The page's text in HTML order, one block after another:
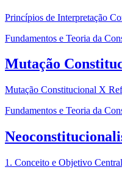
Princípios de Interpretação
Fundamentos e Teoria da
Mutação
Mutação Constitucional X
Fundamentos e Teoria da
1. Conceito e Objetivo